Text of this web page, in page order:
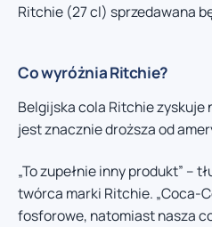
Ritchie (27 cl) sprzedawana
Co wyróżnia Ritchie?
Belgijska cola Ritchie zyskuje
jest znacznie droższa od
„To zupełnie inny produkt” –
twórca marki Ritchie. „Coca-
fosforowe, natomiast nasza